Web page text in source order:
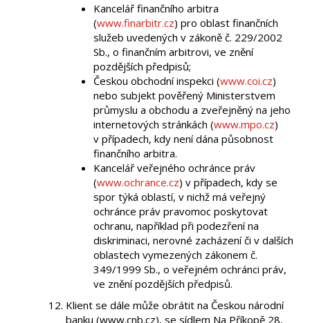
Kancelář finančního arbitra
(www.finarbitr.cz) pro oblast finančních
služeb uvedených v zákoně č. 229/2002
Sb., o finančním arbitrovi, ve znění
pozdějších předpisů;
Českou obchodní inspekci (www.coi.cz)
nebo subjekt pověřený Ministerstvem
průmyslu a obchodu a zveřejněný na jeho
internetových stránkách (www.mpo.cz)
v případech, kdy není dána působnost
finančního arbitra.
Kancelář veřejného ochránce práv
(www.ochrance.cz) v případech, kdy se
spor týká oblastí, v nichž má veřejný
ochránce práv pravomoc poskytovat
ochranu, například při podezření na
diskriminaci, nerovné zacházení či v dalších
oblastech vymezených zákonem č.
349/1999 Sb., o veřejném ochránci práv,
ve znění pozdějších předpisů.
Klient se dále může obrátit na Českou národní
banku (www.cnb.cz), se sídlem Na Příkopě 28,